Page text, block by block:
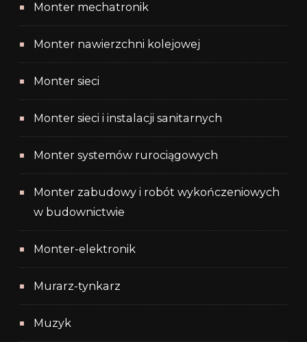
Monter mechatronik
Monter nawierzchni kolejowej
Monter sieci
Monter sieci i instalacji sanitarnych
Monter systemów rurociągowych
Monter zabudowy i robót wykończeniowych
w budownictwie
Monter-elektronik
Murarz-tynkarz
Muzyk